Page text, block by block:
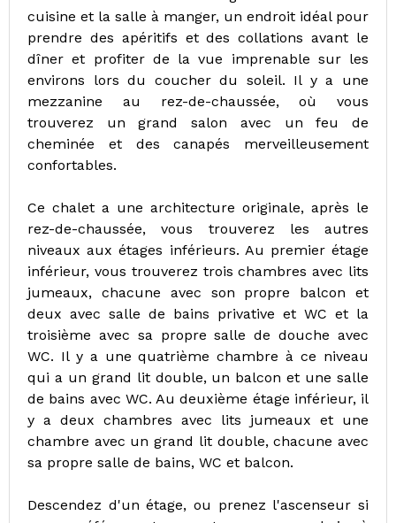
cuisine et la salle à manger, un endroit idéal pour
prendre des apéritifs et des collations avant le
dîner et profiter de la vue imprenable sur les
environs lors du coucher du soleil. Il y a une
mezzanine au rez-de-chaussée, où vous
trouverez un grand salon avec un feu de
cheminée et des canapés merveilleusement
confortables.
Ce chalet a une architecture originale, après le
rez-de-chaussée, vous trouverez les autres
niveaux aux étages inférieurs. Au premier étage
inférieur, vous trouverez trois chambres avec lits
jumeaux, chacune avec son propre balcon et
deux avec salle de bains privative et WC et la
troisième avec sa propre salle de douche avec
WC. Il y a une quatrième chambre à ce niveau
qui a un grand lit double, un balcon et une salle
de bains avec WC. Au deuxième étage inférieur, il
y a deux chambres avec lits jumeaux et une
chambre avec un grand lit double, chacune avec
sa propre salle de bains, WC et balcon.
Descendez d'un étage, ou prenez l'ascenseur si